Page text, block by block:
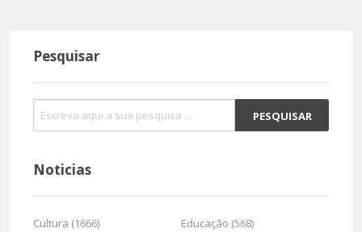
Pesquisar
Noticias
Cultura (1666)
Educação (568)